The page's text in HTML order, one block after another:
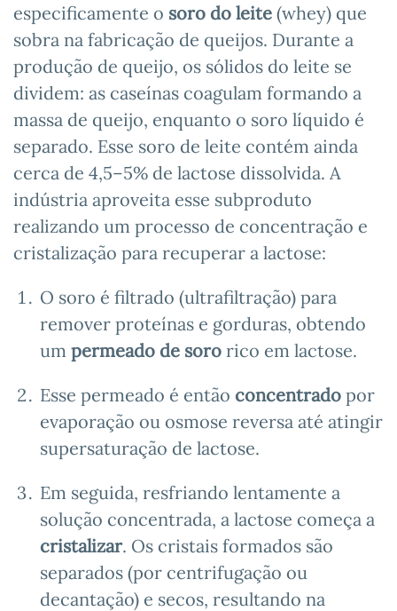
especificamente o soro do leite (whey) que
sobra na fabricação de queijos. Durante a
produção de queijo, os sólidos do leite se
dividem: as caseínas coagulam formando a
massa de queijo, enquanto o soro líquido é
separado. Esse soro de leite contém ainda
cerca de 4,5–5% de lactose dissolvida. A
indústria aproveita esse subproduto
realizando um processo de concentração e
cristalização para recuperar a lactose:
O soro é filtrado (ultrafiltração) para
remover proteínas e gorduras, obtendo
um permeado de soro rico em lactose.
Esse permeado é então concentrado por
evaporação ou osmose reversa até atingir
supersaturação de lactose.
Em seguida, resfriando lentamente a
solução concentrada, a lactose começa a
cristalizar. Os cristais formados são
separados (por centrifugação ou
decantação) e secos, resultando na